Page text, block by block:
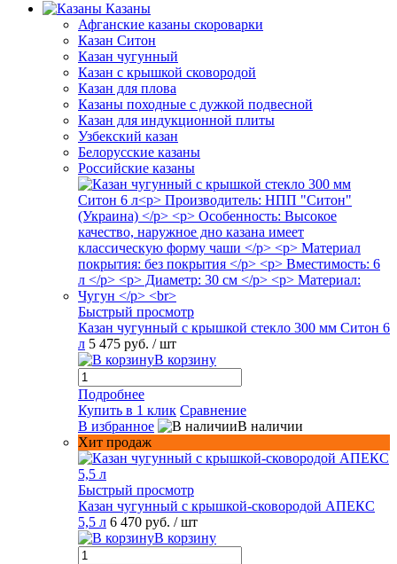
Казаны
Афганские казаны скороварки
Казан Ситон
Казан чугунный
Казан с крышкой сковородой
Казан для плова
Казаны походные с дужкой подвесной
Казан для индукционной плиты
Узбекский казан
Белорусские казаны
Российские казаны
Быстрый просмотр
Казан чугунный с крышкой стекло 300 мм Ситон 6
л 5 475 руб. / шт
В корзину
Подробнее
Купить в 1 клик Сравнение
В избранное
В наличии
Хит продаж
Быстрый просмотр
Казан чугунный с крышкой-сковородой АПЕКС
5,5 л 6 470 руб. / шт
В корзину